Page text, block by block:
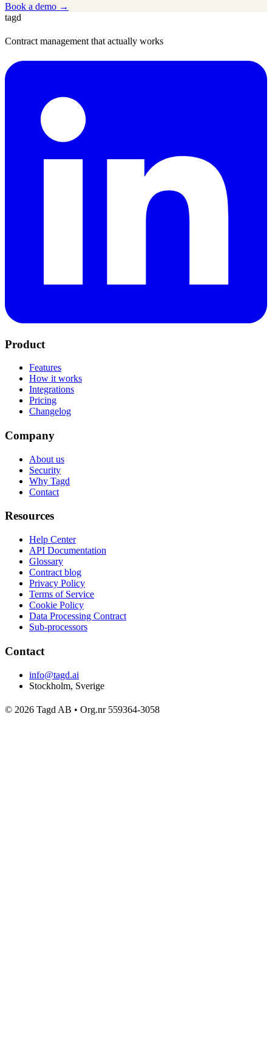
Book a demo →
tagd
Contract management that actually works
Product
Features
How it works
Integrations
Pricing
Changelog
Company
About us
Security
Why Tagd
Contact
Resources
Help Center
API Documentation
Glossary
Contract blog
Privacy Policy
Terms of Service
Cookie Policy
Data Processing Contract
Sub-processors
Contact
info@tagd.ai
Stockholm, Sverige
© 2026 Tagd AB • Org.nr 559364-3058